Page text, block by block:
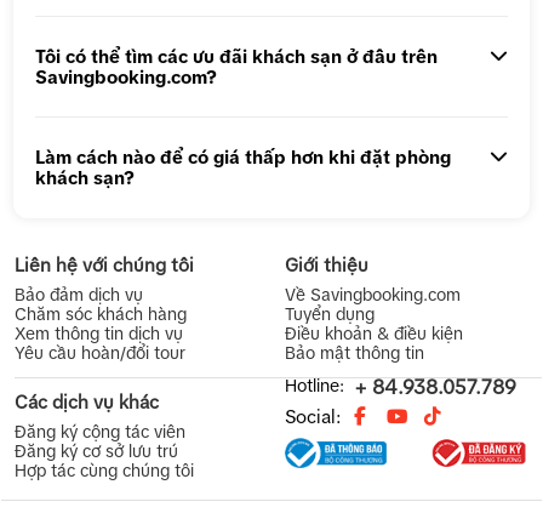
Tôi có thể tìm các ưu đãi khách sạn ở đâu trên
Savingbooking.com?
Làm cách nào để có giá thấp hơn khi đặt phòng
khách sạn?
Liên hệ với chúng tôi
Bảo đảm dịch vụ
Chăm sóc khách hàng
Xem thông tin dịch vụ
Yêu cầu hoàn/đổi tour
Giới thiệu
Về Savingbooking.com
Tuyển dụng
Điều khoản & điều kiện
Bảo mật thông tin
Các dịch vụ khác
Đăng ký cộng tác viên
Đăng ký cơ sở lưu trú
Hợp tác cùng chúng tôi
Hotline: + 84.938.057.789
Social: